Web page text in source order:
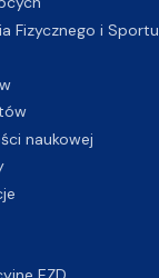
Fizycznego i Sportu
naukowej